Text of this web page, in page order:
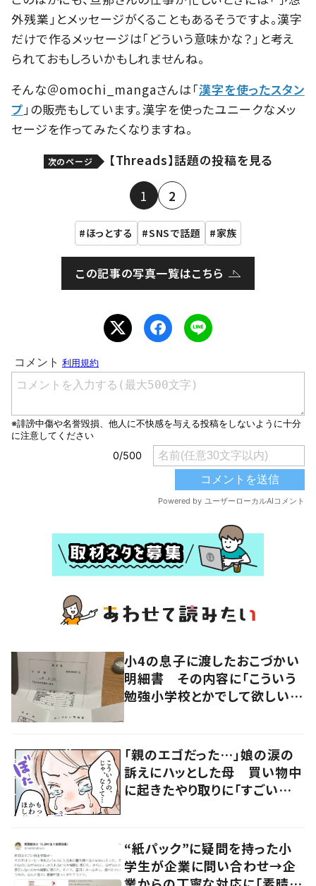
外残業」とメッセージがくることもあるそうですよ。漢字
だけで作るメッセージは「どういう意味かな？」と考え
られておもしろいかもしれませんね。
そんな＠omochi_mangaさんは「漢字を使ったスタン
プ 」の販売もしています。漢字を使ったユニークなメッ
セージを作ってみたくなりますね。
次のページ 【Threads】話題の投稿を見る
1 2
ほっとする SNSで話題 家族
この記事の写真一覧はこちら
小4の息子に渡したおこづかい
明細書 その内容に「こういう
勉強小学校とかでして欲しい」
「親のエゴだった…」娘の涙の
訴えにハッとした母 買い物中
に起きたやり取りに「すごい分
“紙パック”に疑問を持った小
学生が企業に問い合わせ→企